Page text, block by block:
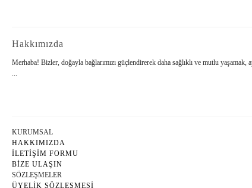
Hakkımızda
Merhaba! Bizler, doğayla bağlarımızı güçlendirerek daha sağlıklı ve mutlu
...
KURUMSAL
HAKKIMIZDA
İLETİŞİM FORMU
BİZE ULAŞIN
SÖZLEŞMELER
ÜYELİK SÖZLEŞMESİ